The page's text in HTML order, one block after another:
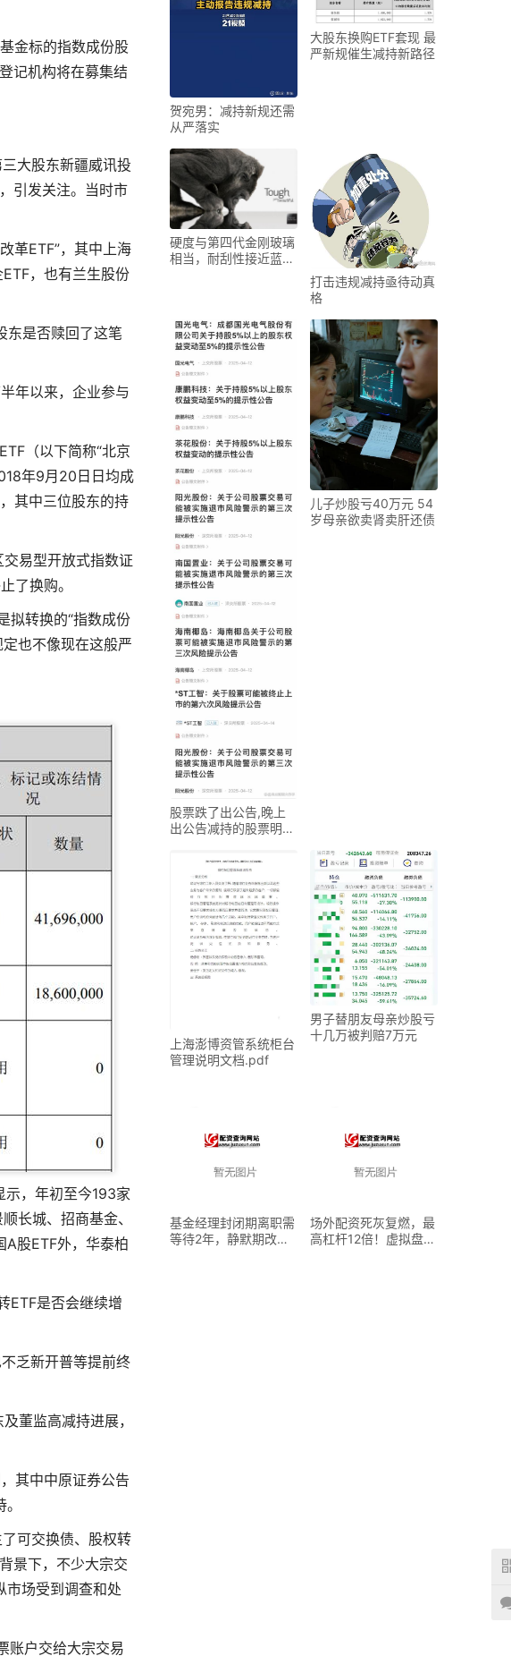
金标的指数成份股
记机构将在募集结
大股东新疆威讯投
引发关注。当时市
革ETF”，其中上海
，也有兰生股份
东是否赎回了这笔
年以来，企业参与
（以下简称“北京
年9月20日日均成
其中三位股东的持
易型开放式指数证
了换购。
拟转换的“指数成份
也不像现在这般严
，年初至今193家
长城、招商基金、
A股ETF外，华泰柏
ETF是否会继续增
乏新开普等提前终
董监高减持进展，
其中中原证券公告
可交换债、股权转
景下，不少大宗交
市场受到调查和处
账户交给大宗交易
贺宛男：减持新规还需
从严落实
大股东换购ETF套现 最
严新规催生减持新路径
硬度与第四代金刚玻璃
相当，耐刮性接近蓝宝
打击违规减持亟待动真
格
股票跌了出公告,晚上
出公告减持的股票明天
儿子炒股亏40万元 54
岁母亲欲卖肾卖肝还债
上海澎博资管系统柜台
管理说明文档.pdf
男子替朋友母亲炒股亏
十几万被判赔7万元
基金经理封闭期离职需
等待2年，静默期改革
场外配资死灰复燃，最
高杠杆12倍！虚拟盘、